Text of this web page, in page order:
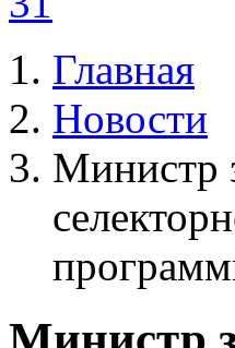
Главная
Новости
Министр